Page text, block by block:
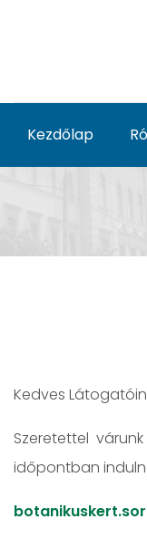
Kezdőlap
Hír -
Kedves
Szeretettel
időpontban